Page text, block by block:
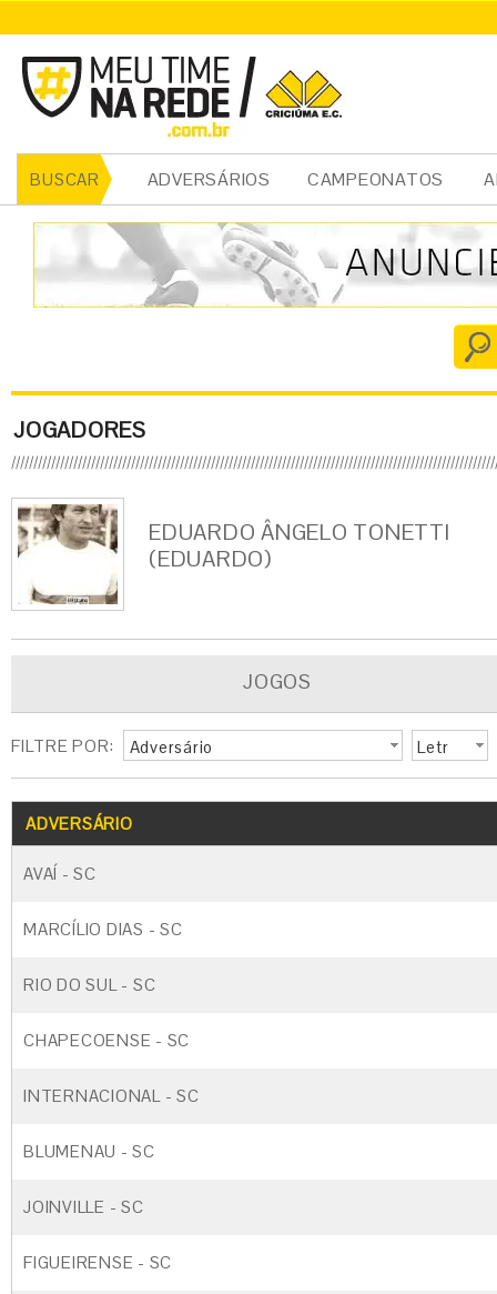
BUSCAR ADVERSÁRIOS CAMPEONATOS
JOGADORES
EDUARDO ÂNGELO TONETTI
(EDUARDO)
JOGOS
FILTRE POR: Adversário
Letr
ADVERSÁRIO
AVAÍ - SC
MARCÍLIO DIAS - SC
RIO DO SUL - SC
CHAPECOENSE - SC
INTERNACIONAL - SC
BLUMENAU - SC
JOINVILLE - SC
FIGUEIRENSE - SC